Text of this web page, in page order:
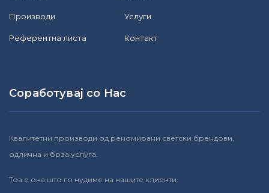
Производи Услуги
Референтна листа Контакт
Соработувај со Нас
Квалитетни производи од реномирани светски брендови,
одлична и брза услуга.
Тоа е она што го нудиме на нашите клиенти.